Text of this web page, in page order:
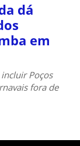
dá
em
Poços
fora de